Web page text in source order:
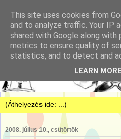
2008. július 10., csütörtök
This site uses cookies from
and to analyze traffic. Your IP
shared with Google along
metrics to ensure quality of
statistics, and to detect and
LEARN MORE